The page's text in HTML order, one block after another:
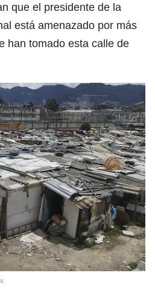
que el presidente de la
está amenazado por más
han tomado esta calle de